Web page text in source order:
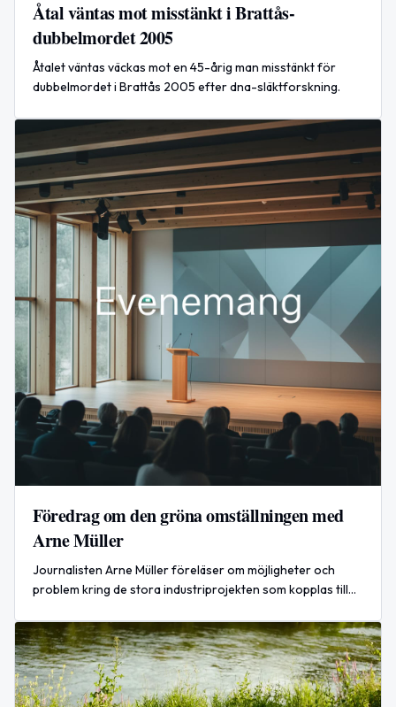
Åtal väntas mot misstänkt i Brattås-
dubbelmordet 2005
Åtalet väntas väckas mot en 45-årig man misstänkt för
dubbelmordet i Brattås 2005 efter dna-släktforskning.
Föredrag om den gröna omställningen med
Arne Müller
Journalisten Arne Müller föreläser om möjligheter och
problem kring de stora industriprojekten som kopplas till
museum.